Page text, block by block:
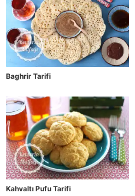
Baghrir Tarifi
Kahvaltı Pufu Tarifi